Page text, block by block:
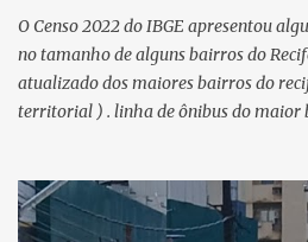
O Censo 2022 do IBGE apresentou
no tamanho de alguns bairros do
atualizado dos maiores bairros do
territorial ) . linha de ônibus do maior
Curado 7,98 km² 5º Boa Viagem 7,76
km² 6º Imbiribeira 6,65 km² > no